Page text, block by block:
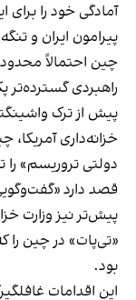
آمادگی خود را
پیرامون ایران و
چین احتمالاً
راهبردی گسترده‌تر
پیش از ترک
خزانه‌داری آمریکا،
دولتی تروریسم»
قصد دارد
پیش‌تر نیز وزارت
«تی‌پات» در چین را
بود.
این اقدامات